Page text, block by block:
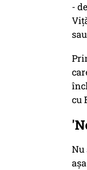
-
cu
Nu